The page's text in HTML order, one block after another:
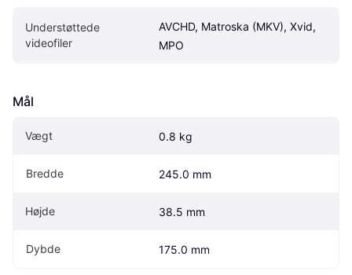
Understøttede
videofiler
AVCHD, Matroska (MKV), Xvid,
MPO
Mål
Vægt 0.8 kg
Bredde 245.0 mm
Højde 38.5 mm
Dybde 175.0 mm